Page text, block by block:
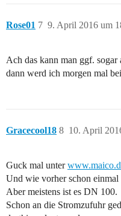
Rose01 9. April 2016 um
7
Ach das kann man ggf. sogar
dann werd ich morgen mal
Gracecool18 10. April
8
Guck mal unter
Und wie vorher schon
Aber meistens ist es DN 100.
Schon an die Stromzufuhr